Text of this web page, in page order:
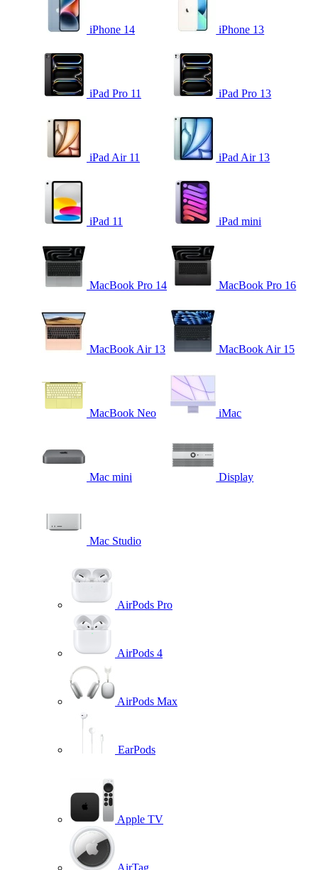
iPhone 14 iPhone 13
iPad Pro 11 iPad Pro 13
iPad Air 11 iPad Air 13
iPad 11 iPad mini
MacBook Pro 14 MacBook Pro 16
MacBook Air 13 MacBook Air 15
MacBook Neo iMac
Mac mini Display
Mac Studio
AirPods Pro
AirPods 4
AirPods Max
EarPods
Apple TV